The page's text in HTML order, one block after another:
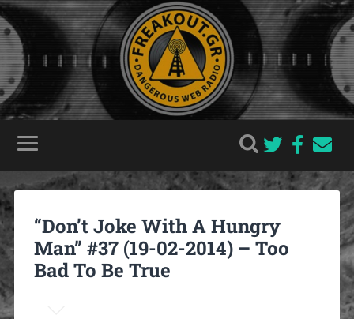
“Don’t Joke With A Hungry
Man” #37 (19-02-2014) – Too
Bad To Be True